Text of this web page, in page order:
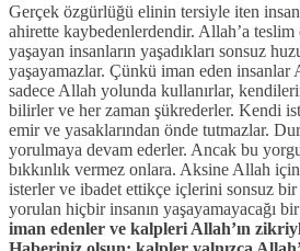
Gerçek özgürlüğü elinin tersiyle iten
ahirette kaybedenlerdendir. Allah’a teslim
yaşayan insanların yaşadıkları sonsuz
yaşayamazlar. Çünkü iman eden insanlar
sadece Allah yolunda kullanırlar,
bilirler ve her zaman şükrederler. Kendi
emir ve yasaklarından önde tutmazlar.
yorulmaya devam ederler. Ancak bu
bıkkınlık vermez onlara. Aksine Allah
isterler ve ibadet ettikçe içlerini sonsuz bir
yorulan hiçbir insanın yaşayamayacağı
iman edenler ve kalpleri Allah’ın